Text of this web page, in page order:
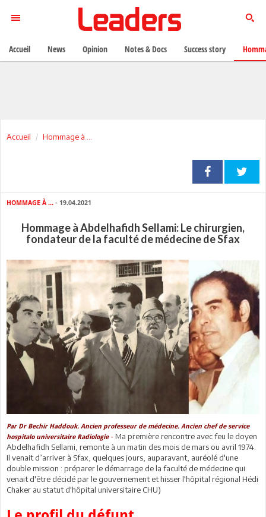
Accueil Hommage à ...
HOMMAGE À ... - 19.04.2021
Hommage à Abdelhafidh Sellami: Le chirurgien,
fondateur de la faculté de médecine de Sfax
Par Dr Bechir Haddouk. Ancien professeur de médecine. Ancien chef de service
hospitalo universitaire Radiologie-Ma première rencontre avec feu le doyen
Abdelhafidh Sellami, remonte à un matin des mois de mars ou avril 1974.
Il venait d’arriver à Sfax, quelques jours, auparavant, auréolé d'une
double mission : préparer le démarrage de la faculté de médecine qui
venait d'être décidé par le gouvernement et hisser l'hôpital régional Hédi
Chaker au statut d'hôpital universitaire CHU)
Accueil News Opinion Notes & Docs Success story